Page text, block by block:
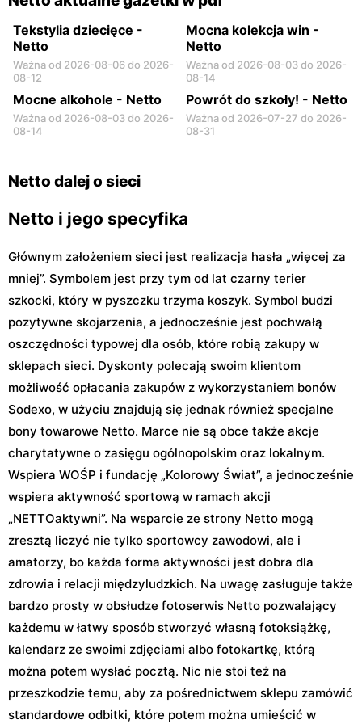
Tekstylia dziecięce -
Netto
Ważna od 2026-08-06 do 2026-
08-12
Mocna kolekcja win -
Netto
Ważna od 2026-08-03 do 2026-
08-14
Mocne alkohole - Netto
Ważna od 2026-08-03 do 2026-
08-14
Powrót do szkoły! - Netto
Ważna od 2026-07-27 do 2026-
08-31
Netto dalej o sieci
Netto i jego specyfika
Głównym założeniem sieci jest realizacja hasła „więcej za
mniej”. Symbolem jest przy tym od lat czarny terier
szkocki, który w pyszczku trzyma koszyk. Symbol budzi
pozytywne skojarzenia, a jednocześnie jest pochwałą
oszczędności typowej dla osób, które robią zakupy w
sklepach sieci. Dyskonty polecają swoim klientom
możliwość opłacania zakupów z wykorzystaniem bonów
Sodexo, w użyciu znajdują się jednak również specjalne
bony towarowe Netto. Marce nie są obce także akcje
charytatywne o zasięgu ogólnopolskim oraz lokalnym.
Wspiera WOŚP i fundację „Kolorowy Świat”, a jednocześnie
wspiera aktywność sportową w ramach akcji
„NETTOaktywni”. Na wsparcie ze strony Netto mogą
zresztą liczyć nie tylko sportowcy zawodowi, ale i
amatorzy, bo każda forma aktywności jest dobra dla
zdrowia i relacji międzyludzkich. Na uwagę zasługuje także
bardzo prosty w obsłudze fotoserwis Netto pozwalający
każdemu w łatwy sposób stworzyć własną fotoksiążkę,
kalendarz ze swoimi zdjęciami albo fotokartkę, którą
można potem wysłać pocztą. Nic nie stoi też na
przeszkodzie temu, aby za pośrednictwem sklepu zamówić
standardowe odbitki, które potem można umieścić w